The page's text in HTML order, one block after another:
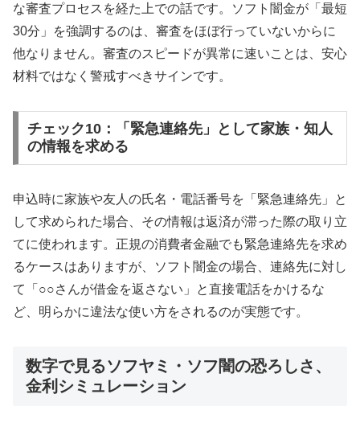
な審査プロセスを経た上での話です。ソフト闇金が「最短
30分」を強調するのは、審査をほぼ行っていないからに
他なりません。審査のスピードが異常に速いことは、安心
材料ではなく警戒すべきサインです。
チェック10：「緊急連絡先」として家族・知人
の情報を求める
申込時に家族や友人の氏名・電話番号を「緊急連絡先」と
して求められた場合、その情報は返済が滞った際の取り立
てに使われます。正規の消費者金融でも緊急連絡先を求め
るケースはありますが、ソフト闇金の場合、連絡先に対し
て「○○さんが借金を返さない」と直接電話をかけるな
ど、明らかに違法な使い方をされるのが実態です。
数字で見るソフヤミ・ソフ闇の恐ろしさ、
金利シミュレーション